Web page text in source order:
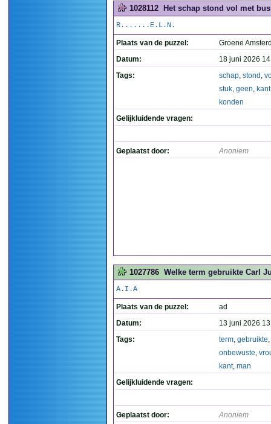
1028112 Het schap stond vol met
R.......E.L.N.
Plaats van de puzzel:
Groene
Datum:
18 juni 2026
Tags:
schap, stond ,
stuk, geen, kant
konden
Gelijkluidende vragen:
Geplaatst door: Anoniem
1027786 Welke term gebruikte Carl
A.I.A
Plaats van de puzzel:
ad
Datum:
13 juni 2026
Tags:
term, gebruikte,
onbewuste,
kant, man
Gelijkluidende vragen:
Geplaatst door: Anoniem